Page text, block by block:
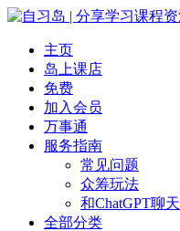
主页
岛上课店
免费
加入会员
万事通
服务指南
常见问题
众筹玩法
和ChatGPT聊天
全部分类